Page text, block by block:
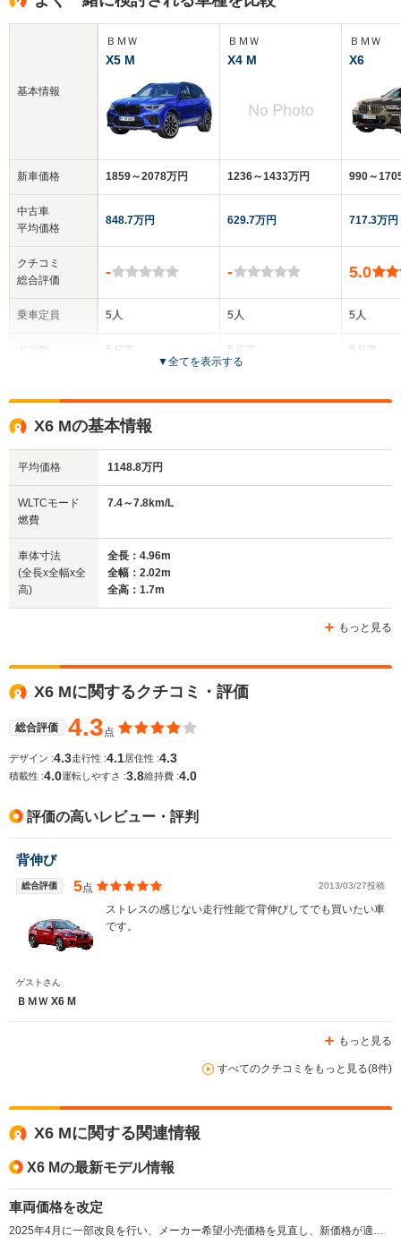
基本情報
新車価格
中古車
平均価格
クチコミ
総合評価
乗車定員
ドア数
サイズ
(全長x全幅x全高)
WLTCモード
燃費
排気量
駆動方式
ＢＭＷ
X5 M
1859～2078万円
848.7万円
-
5人
5ドア
全高
全長
-m
└市街地:4.9～
5.0km/L
└郊外:7.8～8.1km/L
9.9km/L
4394cc
4WD
ＢＭＷ
X4 M
1236～1433万円
629.7万円
-
5人
5ドア
全高
9.1km/L
└市街地:6.4km/L
└郊外:9.2～9.3km/L
ＢＭＷ
X6
990～
717.3万円
5.0
5人
5ドア
└市街地
▼全てを表示する
X6 Mの基本情報
平均価格 1148.8万円
WLTCモード
燃費
7.4～7.8km/L
車体寸法
(全長x全幅x全
高)
全長：4.96m
全幅：2.02m
全高：1.7m
もっと見る
X6 Mに関するクチコミ・評価
総合評価 4.3点
デザイン :4.3走行性 :4.1居住性 :4.3
積載性 :4.0運転しやすさ :3.8維持費 :4.0
評価の高いレビュー・評判
背伸び
総合評価 5点 2013/03/27投稿
ストレスの感じない走行性能で背伸びしてでも買いたい車
です。
ゲストさん
ＢＭＷ X6 M
もっと見る
すべてのクチコミをもっと見る(8件)
X6 Mに関する関連情報
X6 Mの最新モデル情報
車両価格を改定
2025年4月に一部改良を行い、メーカー希望小売価格を見直し、新価格が適用された。（2025.4）